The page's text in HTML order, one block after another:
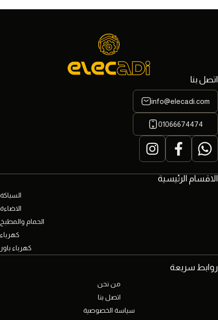
الاقسام الرئيسية
السباكة
الاضاءة
الحمام والمطبخ
كهرباء
كهرباء باور
اتصل بنا
info@elecadi.com
01066674474
روابط سريعة
من نحن
اتصل بنا
سياسة الخصوصية